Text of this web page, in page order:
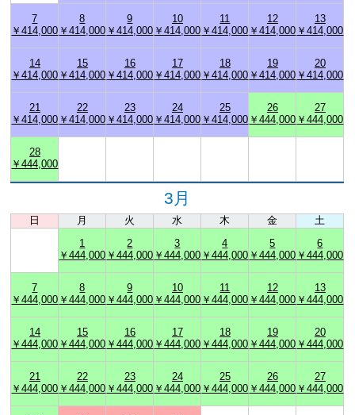
7
￥414,000
8
￥414,000
9
￥414,000
10
￥414,000
11
￥414,000
12
￥414,000
13
￥414,000
14
￥414,000
15
￥414,000
16
￥414,000
17
￥414,000
18
￥414,000
19
￥414,000
20
￥414,000
21
￥414,000
22
￥414,000
23
￥414,000
24
￥414,000
25
￥414,000
26
￥444,000
27
￥444,000
28
￥444,000
3月
日 月 火 水 木 金 土
1
￥444,000
2
￥444,000
3
￥444,000
4
￥444,000
5
￥444,000
6
￥444,000
7
￥444,000
8
￥444,000
9
￥444,000
10
￥444,000
11
￥444,000
12
￥444,000
13
￥444,000
14
￥444,000
15
￥444,000
16
￥444,000
17
￥444,000
18
￥444,000
19
￥444,000
20
￥444,000
21
￥444,000
22
￥444,000
23
￥444,000
24
￥444,000
25
￥444,000
26
￥444,000
27
￥444,000